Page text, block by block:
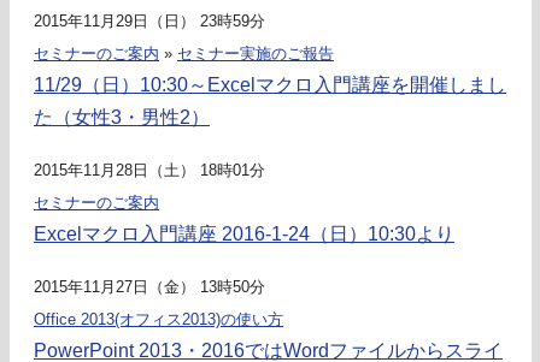
2015年11月29日（日） 23時59分
セミナーのご案内 » セミナー実施のご報告
11/29（日）10:30～Excelマクロ入門講座を開催しまし
た（女性3・男性2）
2015年11月28日（土） 18時01分
セミナーのご案内
Excelマクロ入門講座 2016-1-24（日）10:30より
2015年11月27日（金） 13時50分
Office 2013(オフィス2013)の使い方
PowerPoint 2013・2016ではWordファイルからスライ